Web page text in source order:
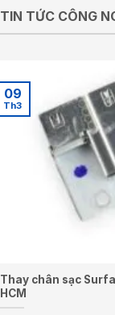
TIN TỨC CÔNG
Thay chân sạc
HCM
09
Th3